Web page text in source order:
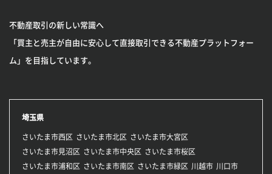
不動産取引の新しい常識へ
「買主と売主が自由に安心して直接取引できる不動産プラットフォー
ム」を目指しています。
埼玉県
さいたま市西区 さいたま市北区
さいたま市大宮区
さいたま市見沼区
さいたま市中央区
さいたま市桜区
さいたま市浦和区
さいたま市南区 さいたま市緑区 川越市 川口市